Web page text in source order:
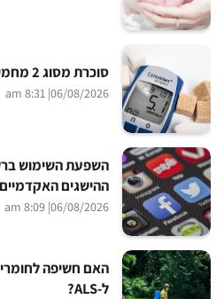
סוכרת מסוג 2 מחמירה את תסמיני גיל המעבר
06/08/2026
| 8:31 am
השפעת השימוש
ההישגים האקדמיים
06/08/2026
| 8:09 am
האם חשיפה
ל-ALS?